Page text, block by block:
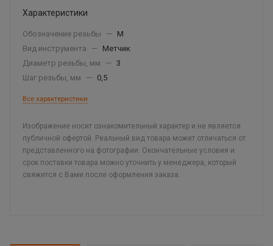
Характеристики
Обозначение резьбы —
М
Вид инструмента
—
Метчик
Диаметр резьбы, мм
— 3
Шаг резьбы, мм
— 0,5
Все характеристики
Изображение носит ознакомительный характер и не является
публичной офертой. Реальный вид товара может отличаться от
представленного на фотографии. Окончательные условия и
срок поставки товара можно уточнить у менеджера, который
свяжется с Вами после оформления заказа.